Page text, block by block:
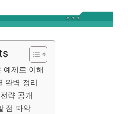
예제로 이해
완벽 정리
략 공개
점 파악